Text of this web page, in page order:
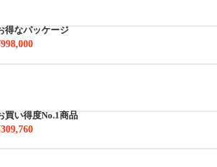
得なパッケージ
買い得度No.1商品